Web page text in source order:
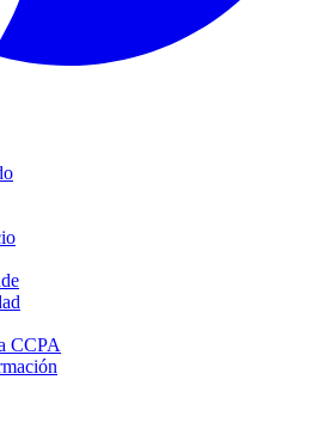
CCPA